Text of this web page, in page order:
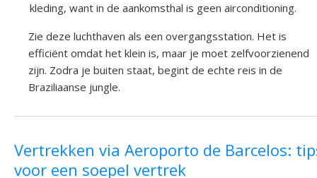
kleding, want in de aankomsthal is geen airconditioning.
Zie deze luchthaven als een overgangsstation. Het is
efficiënt omdat het klein is, maar je moet zelfvoorzienend
zijn. Zodra je buiten staat, begint de echte reis in de
Braziliaanse jungle.
Vertrekken via Aeroporto de Barcelos:
voor een soepel vertrek